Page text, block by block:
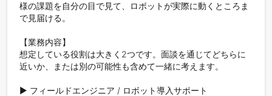
様の課題を自分の目で見て、ロボットが実際に動くところま
で見届ける。
【業務内容】
想定している役割は大きく2つです。面談を通じてどちらに
近いか、または別の可能性も含めて一緒に考えます。
▶ フィールドエンジニア / ロボット導入サポート